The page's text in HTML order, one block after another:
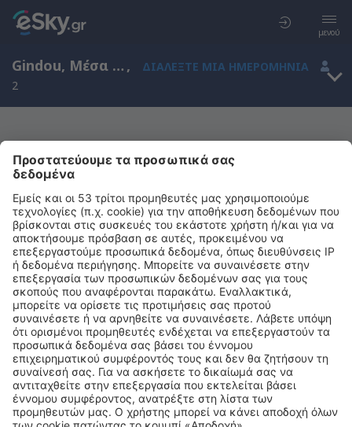
μενού
Gindou, Μέσα Πυρηναία, Γαλλία ,
ΔΙΑΛΈΞΤΕ ΜΙΑ ΗΜΕΡΟΜΗΝΊΑ
2
Μας συγχωρείτε, δεν υπάρχουν
αποτελέσματα για την αναζήτησή σας
Προσπαθήστε να κάνετε αναζήτηση με διαφορετικά κριτήρια
Copyright © eSky.gr. Με την επιφύλαξη παντός νομίμου δικαιώματος.